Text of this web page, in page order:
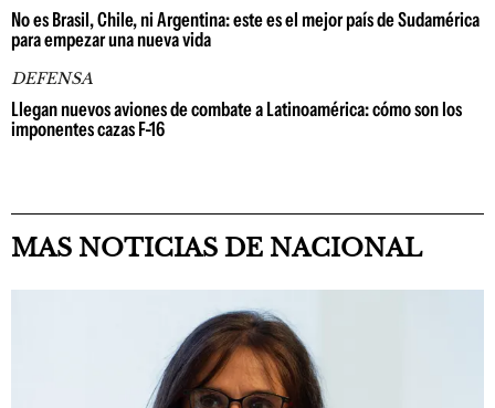
No es Brasil, Chile, ni Argentina: este es el mejor país de Sudamérica
para empezar una nueva vida
DEFENSA
Llegan nuevos aviones de combate a Latinoamérica: cómo son los
imponentes cazas F-16
MAS NOTICIAS DE NACIONAL